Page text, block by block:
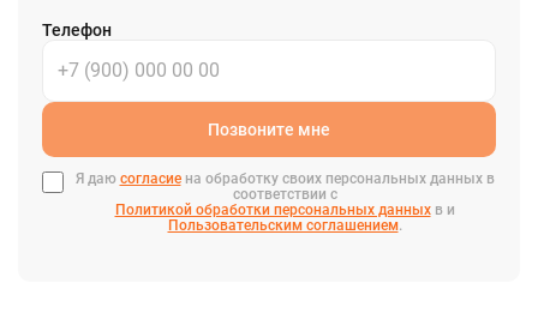
Телефон
Позвоните мне
Я даю согласиена обработку своих персональных данных в
соответствии с
Политикой обработки персональных данныхв и
Пользовательским соглашением.